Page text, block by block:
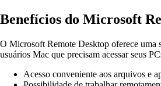
Benefícios do Microsoft
O Microsoft Remote Desktop oferece uma
usuários Mac que precisam acessar seus
Acesso conveniente aos arquivos e